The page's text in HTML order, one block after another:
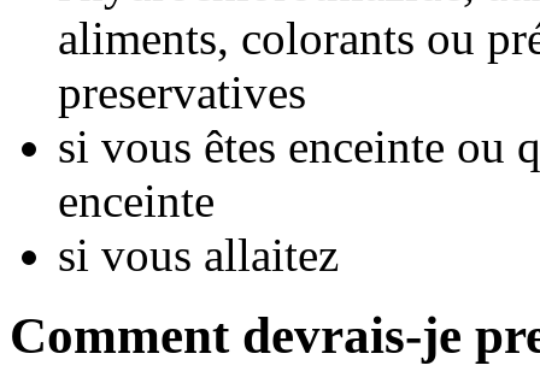
aliments, colorants ou
preservatives
si vous êtes enceinte ou
enceinte
si vous allaitez
Comment devrais-je